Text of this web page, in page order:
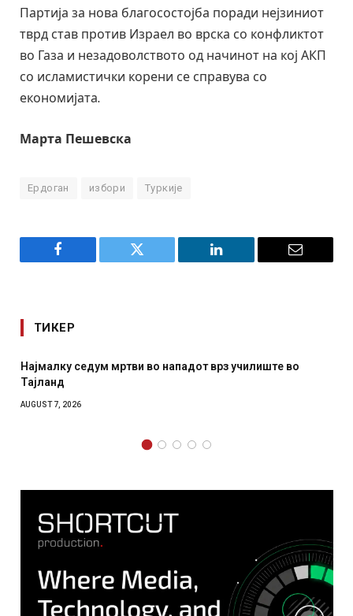
Партија за нова благосостојба поради нејзиниот
тврд став против Израел во врска со конфликтот
во Газа и незадоволството од начинот на кој АКП
со исламистички корени се справува со
економијата.
Марта Пешевска
Ердоган избори Туркије
Facebook Twitter LinkedIn Email
ТИКЕР
СОЗИС: Украинците повеќе им веруваат на генералите
отколку на Зеленски
AUGUST 7, 2026